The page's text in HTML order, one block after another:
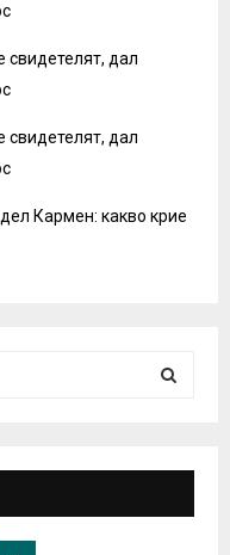
свидетелят, дал
свидетелят, дал
Кармен: какво крие
E
A